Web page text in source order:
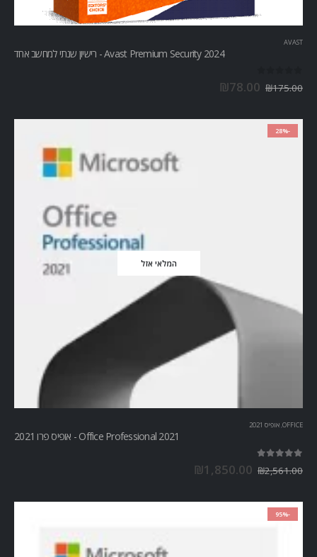
AVAST
Avast Premium Security 2024 - רישיון שנתי למחשב אחד
₪175.00
₪78.00
-28%
המלאי אזל
OFFICE
, אופיס 2021
Office Professional 2021 - אופיס פרו 2021
₪2,561.00
₪1,850.00
-95%